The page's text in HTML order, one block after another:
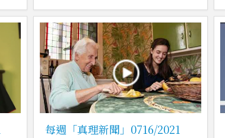
每週「真理新聞」0716/2021